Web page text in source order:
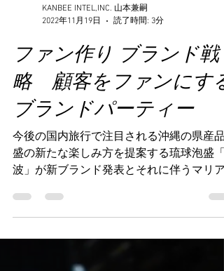
都の天皇家菩提寺塔頭 即成院にて行われ
品のローンチパーティとお客様との絆を深
め、日本酒を楽しむための新たなシーンを
案したイベント。日本を代表する世界的な
ーティスト清川あさみさんがデザインした
鯨の最高級酒「純米大吟醸DAITO」をはじ
め、5種類の日本酒とマリアージュを楽しむ
特別なディナーパーティ。今年の料理は、
エスティン都ホテル京都のシェフに担当い
70名のゲストが、酔鯨
Load video
KANBEE INTEL,INC. 山本兼嗣
2022年11月19日
読了時間: 3分
ファン作り ブランド戦
略 顧客をファンにする
ブランドパーティー
波」が新ブランド発表とそれに伴うマリア